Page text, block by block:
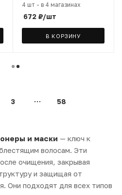
4 шт - в 4 магазинах
672 ₽/шт
В КОРЗИНУ
3 58
и маски — ключ к
волосам. Эти
очищения, закрывая
и защищая от
Они подходят для всех типов